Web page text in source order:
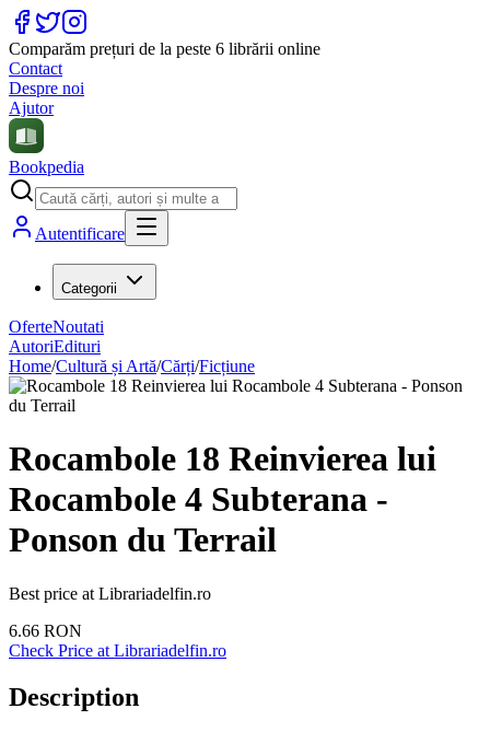
Comparăm prețuri de la peste 6 librării online
Contact
Despre noi
Ajutor
Bookpedia
Autentificare
Categorii
OferteNoutati
AutoriEdituri
Home/Cultură și Artă/Cărți/Ficțiune
Rocambole 18 Reinvierea lui
Rocambole 4 Subterana -
Ponson du Terrail
Best price at Librariadelfin.ro
6.66 RON
Check Price at Librariadelfin.ro
Description